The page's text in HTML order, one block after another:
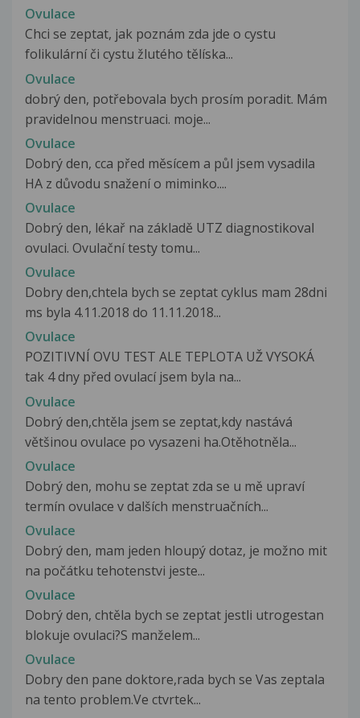
Ovulace
Chci se zeptat, jak poznám zda jde o cystu
folikulární či cystu žlutého tělíska...
Ovulace
dobrý den, potřebovala bych prosím poradit. Mám
pravidelnou menstruaci. moje...
Ovulace
Dobrý den, cca před měsícem a půl jsem vysadila
HA z důvodu snažení o miminko....
Ovulace
Dobrý den, lékař na základě UTZ diagnostikoval
ovulaci. Ovulační testy tomu...
Ovulace
Dobry den,chtela bych se zeptat cyklus mam 28dni
ms byla 4.11.2018 do 11.11.2018...
Ovulace
POZITIVNÍ OVU TEST ALE TEPLOTA UŽ VYSOKÁ
tak 4 dny před ovulací jsem byla na...
Ovulace
Dobrý den,chtěla jsem se zeptat,kdy nastává
většinou ovulace po vysazeni ha.Otěhotněla...
Ovulace
Dobrý den, mohu se zeptat zda se u mě upraví
termín ovulace v dalších menstruačních...
Ovulace
Dobrý den, mam jeden hloupý dotaz, je možno mit
na počátku tehotenstvi jeste...
Ovulace
Dobrý den, chtěla bych se zeptat jestli utrogestan
blokuje ovulaci?S manželem...
Ovulace
Dobry den pane doktore,rada bych se Vas zeptala
na tento problem.Ve ctvrtek...